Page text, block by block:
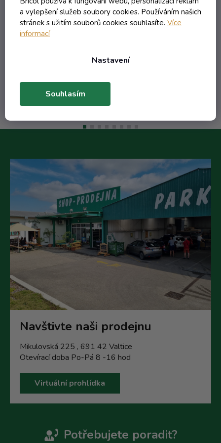
a vylepšení služeb soubory cookies. Používáním našich
stránek s užitím souborů cookies souhlasíte. Více
informací
Nastavení
Souhlasím
13,26 Kč včetně DPH
Navštivte naši prodejnu
Mikulovská 225 , 691 42 Valtice
Otevírací doba Po-Pá 8 -16 hod
Virtuální prohlídka
Potřebujete poradit?